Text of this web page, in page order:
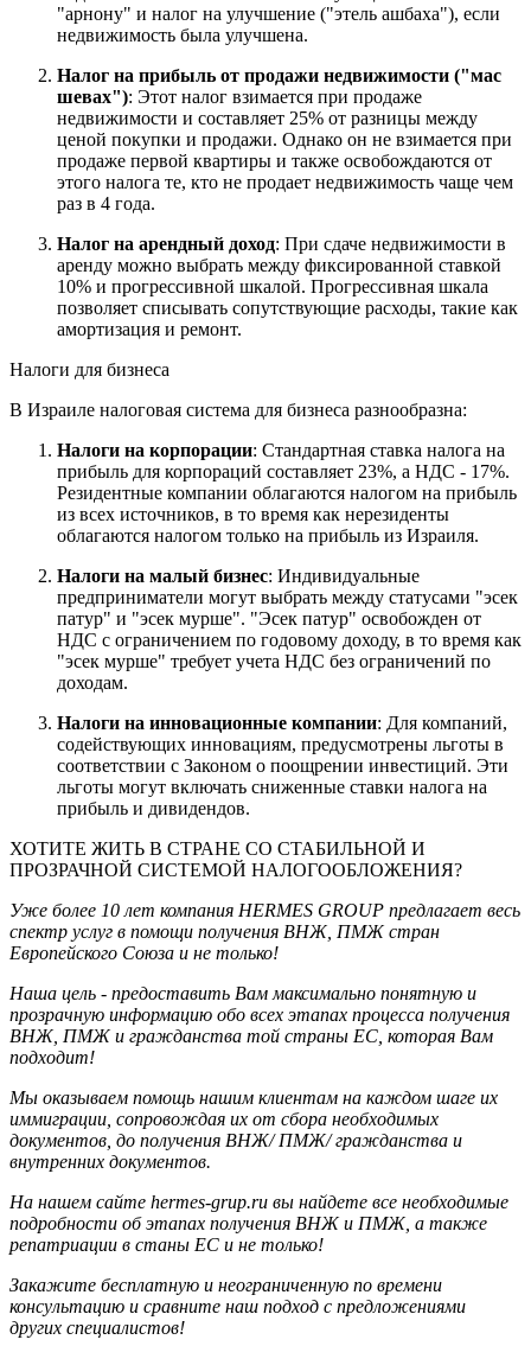
"арнону" и налог на улучшение ("этель ашбаха"), если
недвижимость была улучшена.
Налог на прибыль от продажи недвижимости ("мас
шевах"): Этот налог взимается при продаже
недвижимости и составляет 25% от разницы между
ценой покупки и продажи. Однако он не взимается при
продаже первой квартиры и также освобождаются от
этого налога те, кто не продает недвижимость чаще чем
раз в 4 года.
Налог на арендный доход: При сдаче недвижимости в
аренду можно выбрать между фиксированной ставкой
10% и прогрессивной шкалой. Прогрессивная шкала
позволяет списывать сопутствующие расходы, такие как
амортизация и ремонт.
Налоги для бизнеса
В Израиле налоговая система для бизнеса разнообразна:
Налоги на корпорации: Стандартная ставка налога на
прибыль для корпораций составляет 23%, а НДС - 17%.
Резидентные компании облагаются налогом на прибыль
из всех источников, в то время как нерезиденты
облагаются налогом только на прибыль из Израиля.
Налоги на малый бизнес: Индивидуальные
предприниматели могут выбрать между статусами "эсек
патур" и "эсек мурше". "Эсек патур" освобожден от
НДС с ограничением по годовому доходу, в то время как
"эсек мурше" требует учета НДС без ограничений по
доходам.
Налоги на инновационные компании: Для компаний,
содействующих инновациям, предусмотрены льготы в
соответствии с Законом о поощрении инвестиций. Эти
льготы могут включать сниженные ставки налога на
прибыль и дивидендов.
ХОТИТЕ ЖИТЬ В СТРАНЕ СО СТАБИЛЬНОЙ И
ПРОЗРАЧНОЙ СИСТЕМОЙ НАЛОГООБЛОЖЕНИЯ?
Уже более 10 лет компания HERMES GROUP предлагает весь
спектр услуг в помощи получения ВНЖ, ПМЖ стран
Европейского Союза и не только!
Наша цель - предоставить Вам максимально понятную и
прозрачную информацию обо всех этапах процесса получения
ВНЖ, ПМЖ и гражданства той страны ЕС, которая Вам
подходит!
Мы оказываем помощь нашим клиентам на каждом шаге их
иммиграции, сопровождая их от сбора необходимых
документов, до получения ВНЖ/ ПМЖ/ гражданства и
внутренних документов.
На нашем сайте hermes-grup.ru вы найдете все необходимые
подробности об этапах получения ВНЖ и ПМЖ, а также
репатриации в станы ЕС и не только!
Закажите бесплатную и неограниченную по времени
консультацию и сравните наш подход с предложениями
других специалистов!